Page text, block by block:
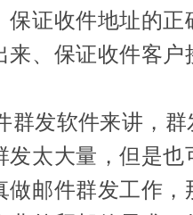
保证收件地址的
来、保证收件客
发软件来讲，群
发太大量，但是
做邮件群发工作